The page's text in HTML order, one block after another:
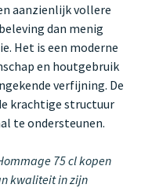
aanzienlijk vollere
dan menig
Het is een moderne
en houtgebruik
verfijning. De
krachtige structuur
te ondersteunen.
75 cl kopen
kwaliteit in zijn